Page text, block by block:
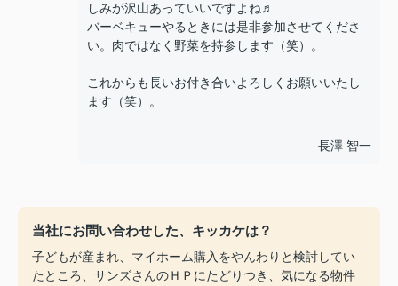
しみが沢山あっていいですよね♬
バーベキューやるときには是非参加させてくださ
い。肉ではなく野菜を持参します（笑）。
これからも長いお付き合いよろしくお願いいたし
ます（笑）。
長澤 智一
当社にお問い合わせした、キッカケは？
子どもが産まれ、マイホーム購入をやんわりと検討してい
たところ、サンズさんのＨＰにたどりつき、気になる物件